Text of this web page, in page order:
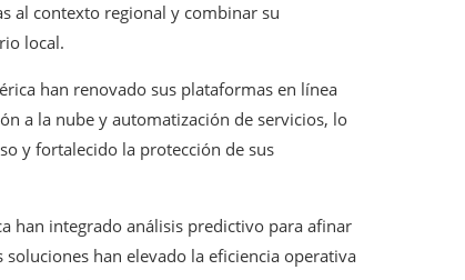
al contexto regional y combinar su
local.
han renovado sus plataformas en línea
a la nube y automatización de servicios, lo
y fortalecido la protección de sus
han integrado análisis predictivo para afinar
han elevado la eficiencia operativa